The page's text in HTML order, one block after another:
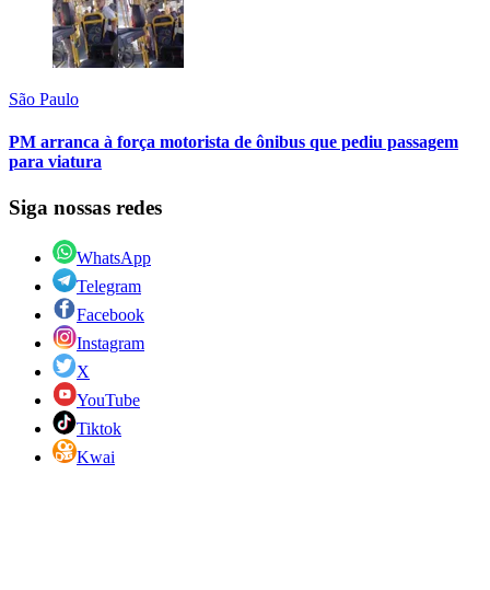
São Paulo
PM arranca à força motorista de ônibus que pediu passagem
para viatura
Siga nossas redes
WhatsApp
Telegram
Facebook
Instagram
X
YouTube
Tiktok
Kwai